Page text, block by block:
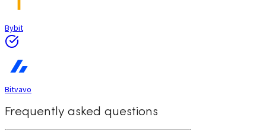
Bybit
Bitvavo
Frequently asked questions